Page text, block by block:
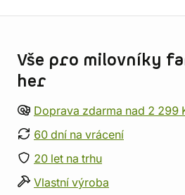
Vše pro milovníky
her
Doprava zdarma nad 2 299
60 dní na vrácení
20 let na trhu
Vlastní výroba